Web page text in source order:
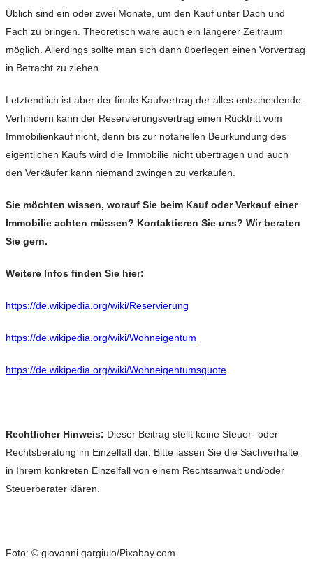
Üblich sind ein oder zwei Monate, um den Kauf unter Dach und
Fach zu bringen. Theoretisch wäre auch ein längerer Zeitraum
möglich. Allerdings sollte man sich dann überlegen einen Vorvertrag
in Betracht zu ziehen.
Letztendlich ist aber der finale Kaufvertrag der alles entscheidende.
Verhindern kann der Reservierungsvertrag einen Rücktritt vom
Immobilienkauf nicht, denn bis zur notariellen Beurkundung des
eigentlichen Kaufs wird die Immobilie nicht übertragen und auch
den Verkäufer kann niemand zwingen zu verkaufen.
Sie möchten wissen, worauf Sie beim Kauf oder Verkauf einer
Immobilie achten müssen? Kontaktieren Sie uns? Wir beraten
Sie gern.
Weitere Infos finden Sie hier:
https://de.wikipedia.org/wiki/Reservierung
https://de.wikipedia.org/wiki/Wohneigentum
https://de.wikipedia.org/wiki/Wohneigentumsquote
Rechtlicher Hinweis: Dieser Beitrag stellt keine Steuer- oder
Rechtsberatung im Einzelfall dar. Bitte lassen Sie die Sachverhalte
in Ihrem konkreten Einzelfall von einem Rechtsanwalt und/oder
Steuerberater klären.
Foto: © giovanni gargiulo/Pixabay.com